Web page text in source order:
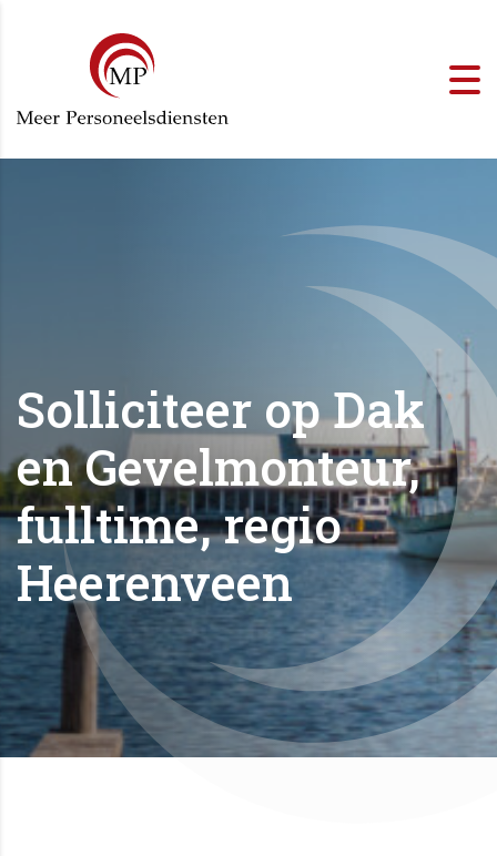
Solliciteer op Dak
en Gevelmonteur,
fulltime, regio
Heerenveen